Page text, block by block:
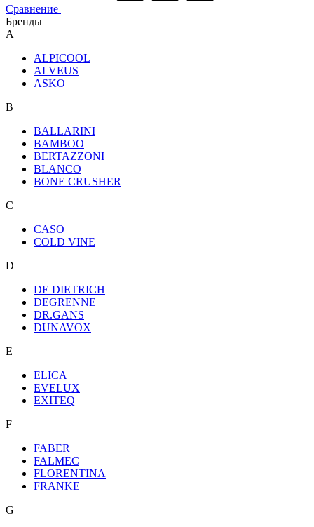
Сравнение
Бренды
A
ALPICOOL
ALVEUS
ASKO
B
BALLARINI
BAMBOO
BERTAZZONI
BLANCO
BONE CRUSHER
C
CASO
COLD VINE
D
DE DIETRICH
DEGRENNE
DR.GANS
DUNAVOX
E
ELICA
EVELUX
EXITEQ
F
FABER
FALMEC
FLORENTINA
FRANKE
G